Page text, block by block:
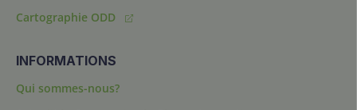
Cartographie ODD
INFORMATIONS
Qui sommes-nous?